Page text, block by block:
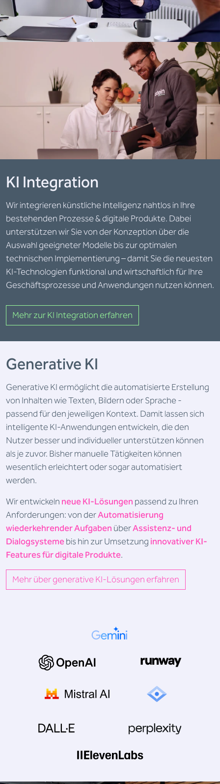
KI Integration
Wir integrieren künstliche Intelligenz nahtlos in Ihre
bestehenden Prozesse & digitale Produkte. Dabei
unterstützen wir Sie von der Konzeption über die
Auswahl geeigneter Modelle bis zur optimalen
technischen Implementierung – damit Sie die neuesten
KI-Technologien funktional und wirtschaftlich für Ihre
Geschäftsprozesse und Anwendungen nutzen können.
Mehr zur KI Integration erfahren
Generative KI
Generative KI ermöglicht die automatisierte Erstellung
von Inhalten wie Texten, Bildern oder Sprache -
passend für den jeweiligen Kontext. Damit lassen sich
intelligente KI-Anwendungen entwickeln, die den
Nutzer besser und individueller unterstützen können
als je zuvor. Bisher manuelle Tätigkeiten können
wesentlich erleichtert oder sogar automatisiert
werden.
Wir entwickelnneue KI-Lösungenpassend zu Ihren
Anforderungen: von derAutomatisierung
wiederkehrender AufgabenüberAssistenz- und
Dialogsystemebis hin zur Umsetzunginnovativer KI-
Features für digitale Produkte.
Mehr über generative KI-Lösungen erfahren